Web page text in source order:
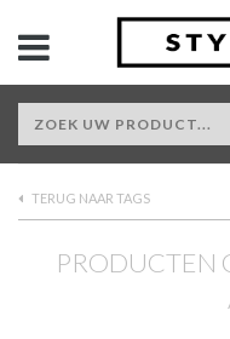
TERUG NAAR TAGS
PRODUCTEN